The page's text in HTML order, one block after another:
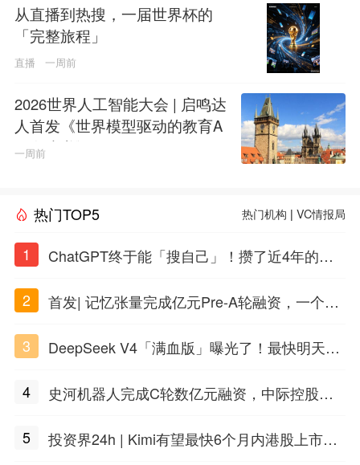
从直播到热搜，一届世界杯的
「完整旅程」
直播 一周前
2026世界人工智能大会 | 启鸣达
人首发《世界模型驱动的教育A
GI白皮书》
一周前
热门TOP5 热门机构 |VC情报局
1
ChatGPT终于能「搜自己」！攒了近4年的对
2
首发| 记忆张量完成亿元Pre-A轮融资，一个上
3
DeepSeek V4「满血版」曝光了！最快明天发
4
史河机器人完成C轮数亿元融资，中际控股领
5
投资界24h | Kimi有望最快6个月内港股上市；